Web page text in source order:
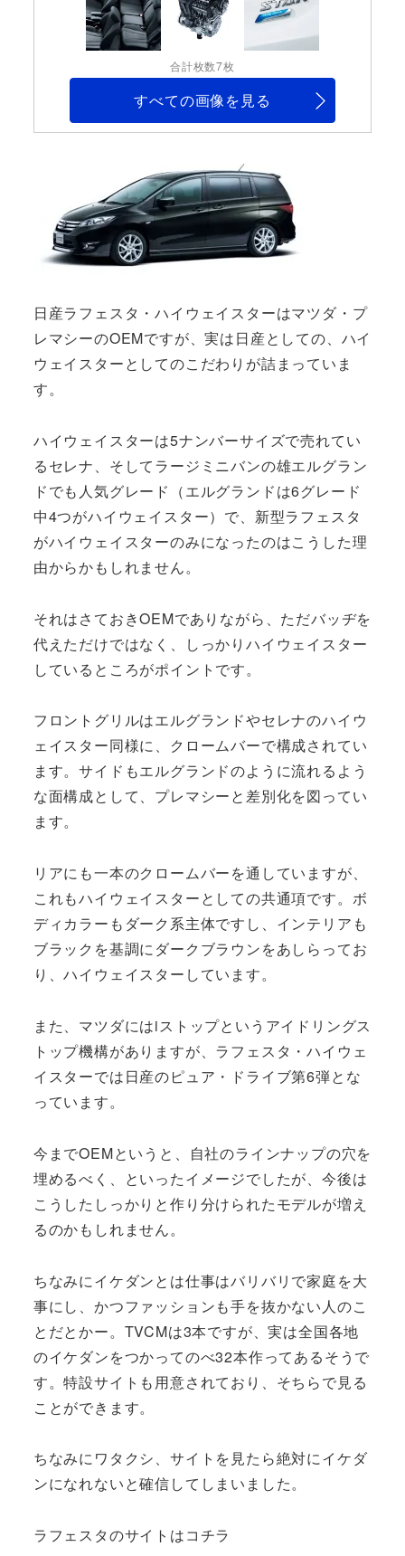
合計枚数7枚
すべての画像を見る
日産ラフェスタ・ハイウェイスターはマツダ・プ
レマシーのOEMですが、実は日産としての、ハイ
ウェイスターとしてのこだわりが詰まっていま
す。
ハイウェイスターは5ナンバーサイズで売れてい
るセレナ、そしてラージミニバンの雄エルグラン
ドでも人気グレード（エルグランドは6グレード
中4つがハイウェイスター）で、新型ラフェスタ
がハイウェイスターのみになったのはこうした理
由からかもしれません。
それはさておきOEMでありながら、ただバッヂを
代えただけではなく、しっかりハイウェイスター
しているところがポイントです。
フロントグリルはエルグランドやセレナのハイウ
ェイスター同様に、クロームバーで構成されてい
ます。サイドもエルグランドのように流れるよう
な面構成として、プレマシーと差別化を図ってい
ます。
リアにも一本のクロームバーを通していますが、
これもハイウェイスターとしての共通項です。ボ
ディカラーもダーク系主体ですし、インテリアも
ブラックを基調にダークブラウンをあしらってお
り、ハイウェイスターしています。
また、マツダにはiストップというアイドリングス
トップ機構がありますが、ラフェスタ・ハイウェ
イスターでは日産のピュア・ドライブ第6弾とな
っています。
今までOEMというと、自社のラインナップの穴を
埋めるべく、といったイメージでしたが、今後は
こうしたしっかりと作り分けられたモデルが増え
るのかもしれません。
ちなみにイケダンとは仕事はバリバリで家庭を大
事にし、かつファッションも手を抜かない人のこ
とだとかー。TVCMは3本ですが、実は全国各地
のイケダンをつかってのべ32本作ってあるそうで
す。特設サイトも用意されており、そちらで見る
ことができます。
ちなみにワタクシ、サイトを見たら絶対にイケダ
ンになれないと確信してしまいました。
ラフェスタのサイトはコチラ